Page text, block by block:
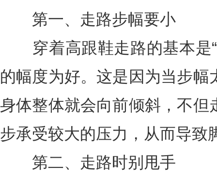
第一、走路步幅要小
穿着高跟鞋走路的基本是“
的幅度为好。这是因为当步
身体整体就会向前倾斜，不但
步承受较大的压力，从而导致
第二、走路时别甩手